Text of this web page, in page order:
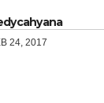
24, 2017